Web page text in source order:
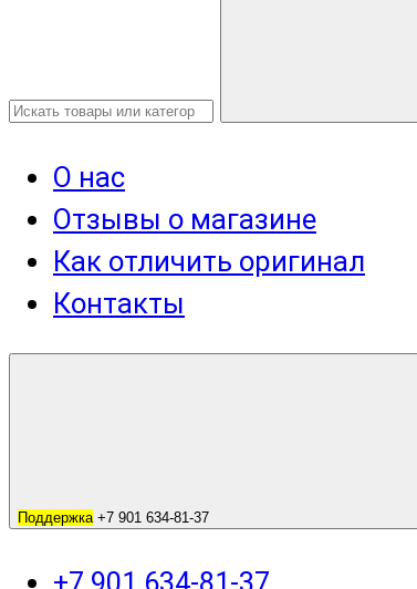
О нас
Отзывы о магазине
Как отличить оригинал
Контакты
Поддержка +7 901 634-81-37